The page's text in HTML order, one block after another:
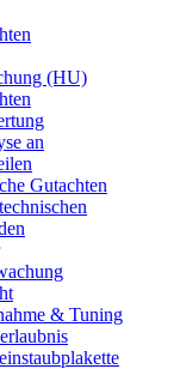
(HU)
an
Gutachten
& Tuning